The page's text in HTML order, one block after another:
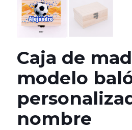
Caja de
modelo
nombre